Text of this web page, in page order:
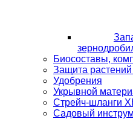
Биосоставы,
Защита
Удобрения
Укрывной
Стрейч-шланги
Садовый